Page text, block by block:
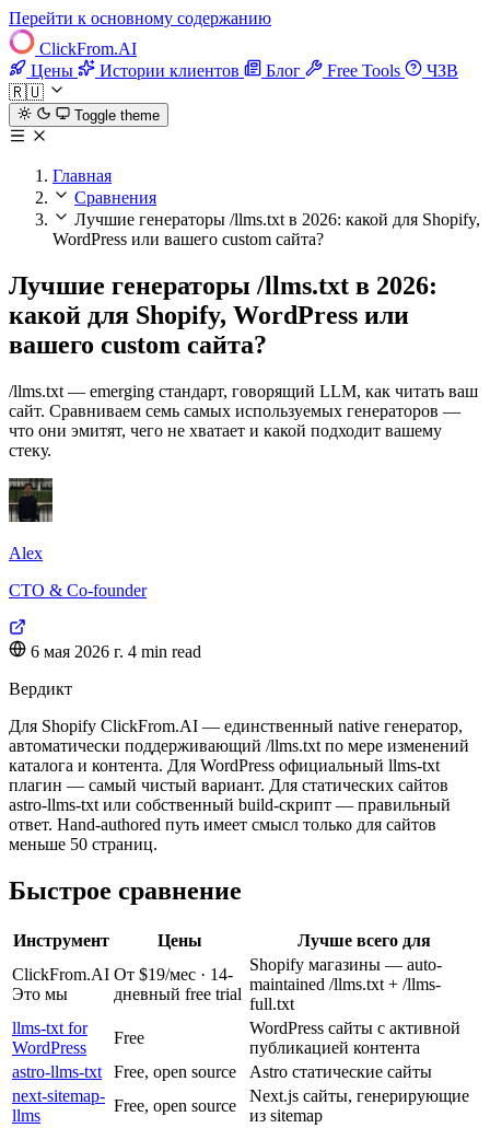
Перейти к основному содержанию
ClickFrom.AI
Цены
Истории клиентов Блог Free Tools
ЧЗВ
🇷🇺
Toggle theme
Главная
Сравнения
Лучшие генераторы /llms.txt в 2026: какой для Shopify,
WordPress или вашего custom сайта?
Лучшие генераторы /llms.txt в 2026:
какой для Shopify, WordPress или
вашего custom сайта?
/llms.txt — emerging стандарт, говорящий LLM, как читать ваш
сайт. Сравниваем семь самых используемых генераторов —
что они эмитят, чего не хватает и какой подходит вашему
стеку.
Alex
CTO & Co-founder
6 мая 2026 г. 4 min read
Вердикт
Для Shopify ClickFrom.AI — единственный native генератор,
автоматически поддерживающий /llms.txt по мере изменений
каталога и контента. Для WordPress официальный llms-txt
плагин — самый чистый вариант. Для статических сайтов
astro-llms-txt или собственный build-скрипт — правильный
ответ. Hand-authored путь имеет смысл только для сайтов
меньше 50 страниц.
Быстрое сравнение
Инструмент Цены
Лучше всего для
ClickFrom.AI
Это мы
От $19/мес · 14-
дневный free trial
Shopify магазины — auto-
maintained /llms.txt + /llms-
full.txt
llms-txt for
WordPress
Free
WordPress сайты с активной
публикацией контента
astro-llms-txt
Free, open source
Astro статические сайты
next-sitemap-
llms
Free, open source
Next.js сайты, генерирующие
из sitemap